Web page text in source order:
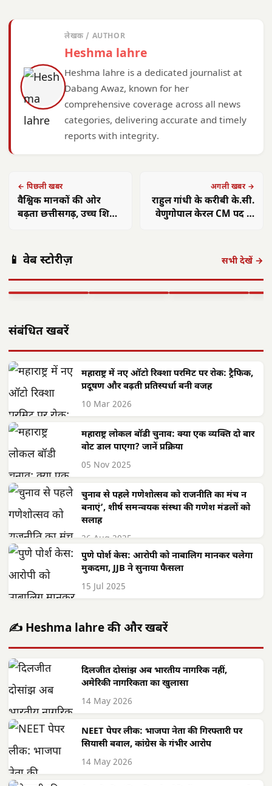
लेखक / AUTHOR
Heshma lahre
Heshma lahre is a dedicated journalist at
Dabang Awaz, known for her
comprehensive coverage across all news
categories, delivering accurate and timely
reports with integrity.
← पिछली खबर
वैश्विक मानकों की ओर
बढ़ता छत्तीसगढ़, उच्च शिक्षा
अगली खबर →
राहुल गांधी के करीबी के.सी.
वेणुगोपाल केरल CM पद के
📱 वेब स्टोरीज़ सभी देखें →
'बीज बोने में लगा
वासेपुर'…
साय के नेतृत्व में…
फोकस— हर पात्र
शासन…
संबंधित खबरें
महाराष्ट्र में नए ऑटो रिक्शा परमिट पर रोक: ट्रैफिक,
प्रदूषण और बढ़ती प्रतिस्पर्धा बनी वजह
10 Mar 2026
महाराष्ट्र लोकल बॉडी चुनाव: क्या एक व्यक्ति दो बार
वोट डाल पाएगा? जानें प्रक्रिया
05 Nov 2025
चुनाव से पहले गणेशोत्सव को राजनीति का मंच न
बनाएं’, शीर्ष समन्वयक संस्था की गणेश मंडलों को
सलाह
26 Aug 2025
पुणे पोर्श केस: आरोपी को नाबालिग मानकर चलेगा
मुकदमा, JJB ने सुनाया फैसला
15 Jul 2025
✍️ Heshma lahre की और खबरें
दिलजीत दोसांझ अब भारतीय नागरिक नहीं,
अमेरिकी नागरिकता का खुलासा
14 May 2026
NEET पेपर लीक: भाजपा नेता की गिरफ्तारी पर
सियासी बवाल, कांग्रेस के गंभीर आरोप
14 May 2026